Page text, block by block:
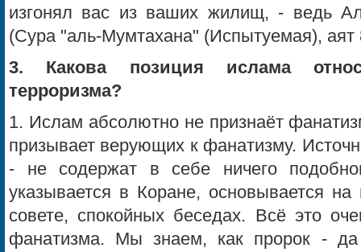
изгонял вас из ваших жилищ, - ведь
(Сура "аль-Мумтахана" (Испытуемая), аят
3. Какова позиция ислама
терроризма?
1. Ислам абсолютно не признаёт
призывает верующих к фанатизму.
- не содержат в себе ничего
указывается в Коране, основывается
совете, спокойных беседах. Всё это
фанатизма. Мы знаем, как пророк - да